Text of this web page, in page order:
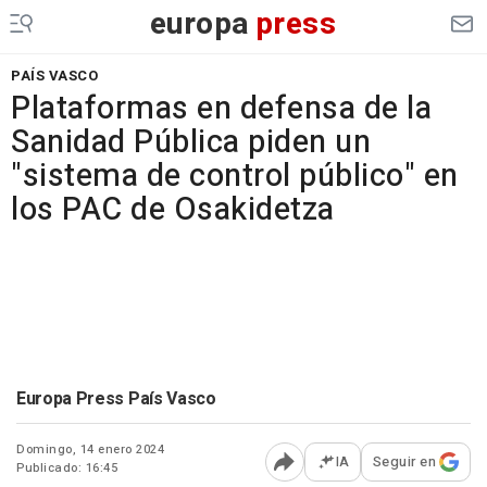
europa press
PAÍS VASCO
Plataformas en defensa de la
Sanidad Pública piden un
"sistema de control público" en
los PAC de Osakidetza
Europa Press País Vasco
Domingo, 14 enero 2024
Publicado: 16:45
Abrir opciones para
IA Seguir en